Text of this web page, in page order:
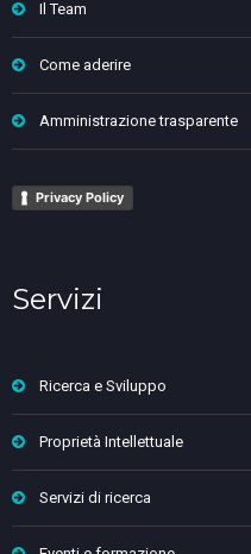
Il Team
Come aderire
Amministrazione trasparente
Privacy Policy
Servizi
Ricerca e Sviluppo
Proprietà Intellettuale
Servizi di ricerca